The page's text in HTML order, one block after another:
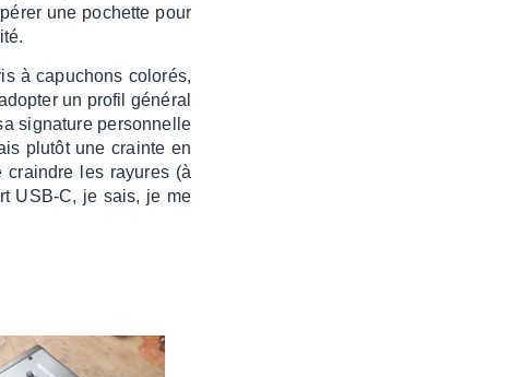
une pochette pour
à capu­chons colo­rés,
un profil géné­ral
signa­ture person­nelle
plutôt une crainte en
les rayures (à
USB-C, je sais, je me